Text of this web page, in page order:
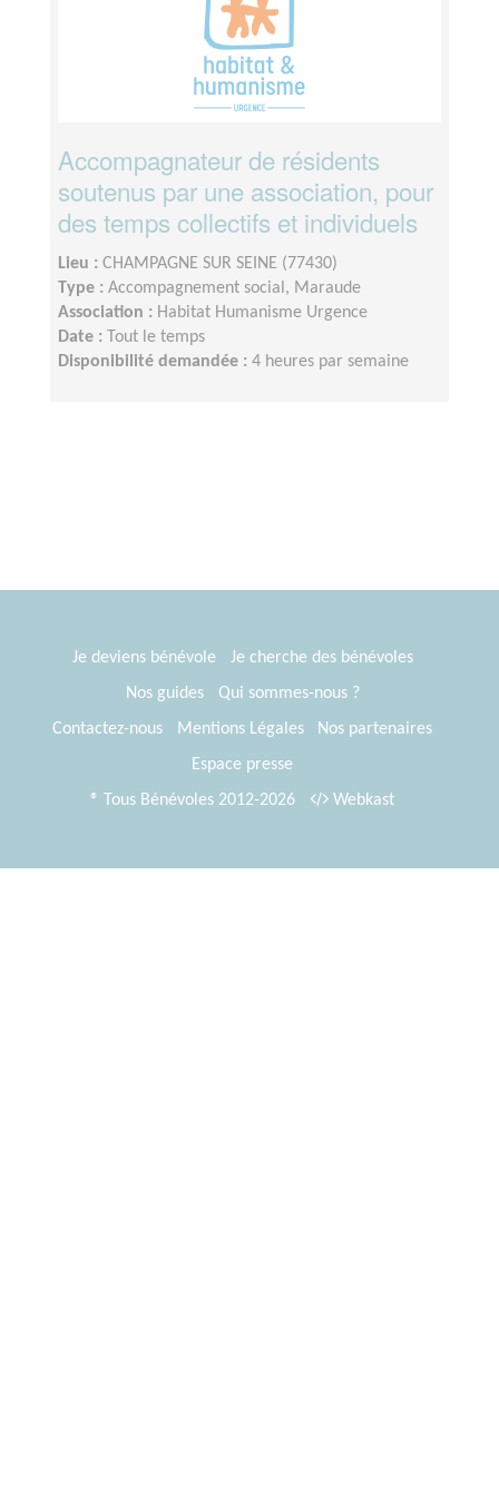
Accompagnateur de résidents
soutenus par une association, pour
des temps collectifs et individuels
Lieu : CHAMPAGNE SUR SEINE (77430)
Type : Accompagnement social, Maraude
Association : Habitat Humanisme Urgence
Date :
Tout le temps
Disponibilité demandée : 4 heures par semaine
Je deviens bénévole
Je cherche des bénévoles
Nos guides
Qui sommes-nous ?
Contactez-nous
Mentions Légales
Nos partenaires
Espace presse
® Tous Bénévoles 2012-2026
Webkast